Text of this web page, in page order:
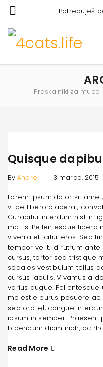
Potrebuješ
Praskalniki za muce
Quisque
By Andrej 3 marca, 2015
Lorem ipsum dolor sit
vitae libero placerat,
Curabitur interdum nisl in
mattis. Pellentesque libero
viverra efficitur eros. Sed
tempor velit, id rutrum
cursus, tortor sed tristique
sodales vestibulum tellus
cursus iaculis. Vivamus a
varius augue.
molestie purus posuere
sed orci et, congue
ipsum in semper. Praesent
bibendum diam nibh, ac
Read More